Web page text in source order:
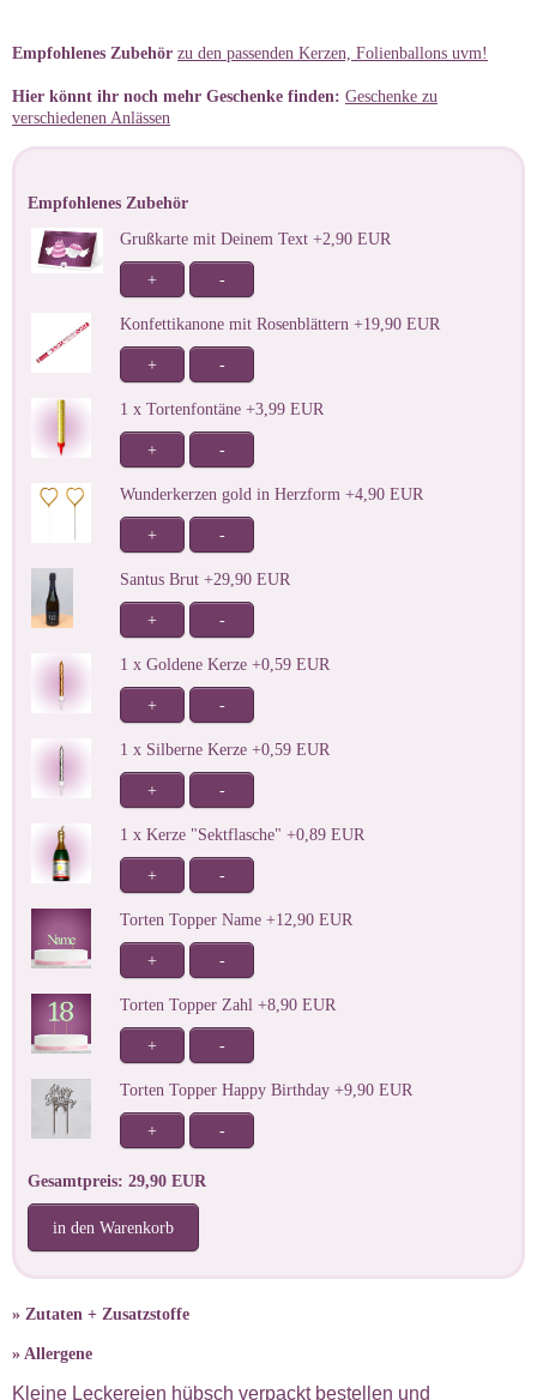
Empfohlenes Zubehör zu den passenden Kerzen, Folienballons uvm!
Hier könnt ihr noch mehr Geschenke finden: Geschenke zu
verschiedenen Anlässen
Empfohlenes Zubehör
Grußkarte mit Deinem Text +2,90 EUR
+ -
Konfettikanone mit Rosenblättern +19,90 EUR
+ -
1 x Tortenfontäne +3,99 EUR
+ -
Wunderkerzen gold in Herzform +4,90 EUR
+ -
Santus Brut +29,90 EUR
+ -
1 x Goldene Kerze +0,59 EUR
+ -
1 x Silberne Kerze +0,59 EUR
+ -
1 x Kerze "Sektflasche" +0,89 EUR
+ -
Torten Topper Name +12,90 EUR
+ -
Torten Topper Zahl +8,90 EUR
+ -
Torten Topper Happy Birthday +9,90 EUR
+ -
Gesamtpreis: 29,90 EUR
in den Warenkorb
» Zutaten + Zusatzstoffe
» Allergene
Kleine Leckereien hübsch verpackt bestellen und